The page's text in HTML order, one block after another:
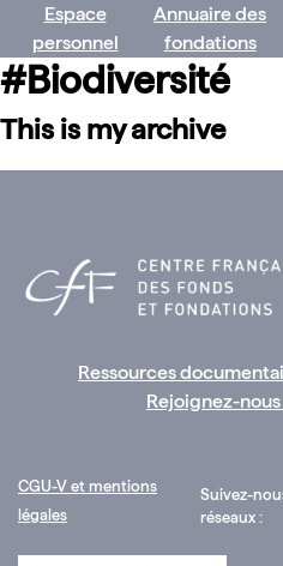
contenu
Espace
personnel
Annuaire des
fondations
#Biodiversité
This is my archive
Ressources
Rejoignez-nous
CGU-V et mentions
légales
Suivez-
réseaux :